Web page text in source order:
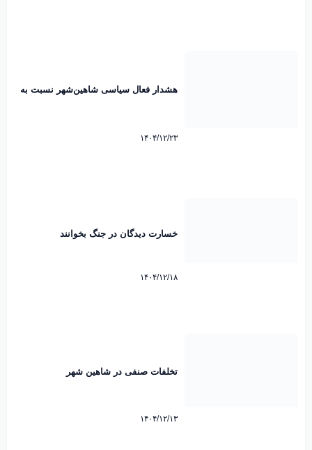
هشدار فعال سیاسی شاهین‌شهر نسبت به
۱۴۰۴/۱۲/۲۳
خسارت دیدگان در جنگ بخوانند
۱۴۰۴/۱۲/۱۸
تخلفات صنفی در شاهین شهر
۱۴۰۴/۱۲/۱۳